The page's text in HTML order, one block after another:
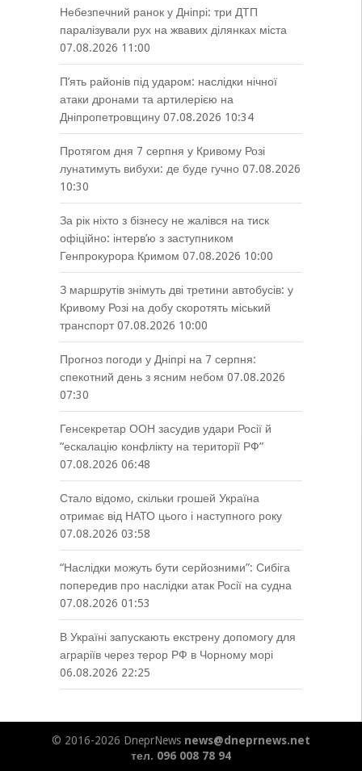
Небезпечний ранок у Дніпрі: три ДТП
паралізували рух на жвавих ділянках міста
07.08.2026 11:00
П’ять районів під ударом: наслідки нічної
атаки дронами та артилерією на
Дніпропетровщину 07.08.2026 10:34
Протягом дня 7 серпня у Кривому Розі
лунатимуть вибухи: де буде гучно 07.08.2026
10:30
За рік ніхто з бізнесу не жалівся на тиск
офіційно: інтерв’ю з заступником
Генпрокурора Кримом 07.08.2026 10:00
З маршрутів знімуть дві третини автобусів: у
Кривому Розі на добу скоротять міський
транспорт 07.08.2026 10:00
Прогноз погоди у Дніпрі на 7 серпня:
спекотний день з ясним небом 07.08.2026
07:30
Генсекретар ООН засудив удари Росії й
“ескалацію конфлікту на території РФ”
07.08.2026 06:48
Стало відомо, скільки грошей Україна
отримає від НАТО цього і наступного року
07.08.2026 03:58
“Наслідки можуть бути серйозними”: Сибіга
попередив про наслідки атак Росії на судна
07.08.2026 01:53
В Україні запускають екстрену допомогу для
аграріїв через терор РФ в Чорному морі
06.08.2026 22:25
© 2016-2026 DneprNews news@dneprnews.net
тел. 096 008 78 94